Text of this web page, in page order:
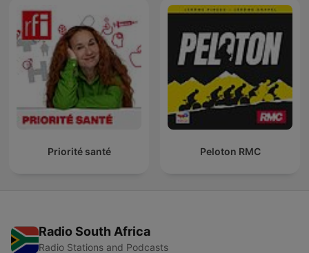
Priorité santé Peloton RMC
Radio South Africa
Radio Stations and Podcasts